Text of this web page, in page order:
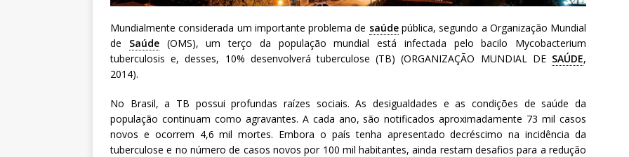
Mundialmente considerada um importante problema de saúdepública, segundo a Organização Mundial
de Saúde(OMS), um terço da população mundial está infectada pelo bacilo Mycobacterium
tuberculosis e, desses, 10% desenvolverá tuberculose (TB) (ORGANIZAÇÃO MUNDIAL DE SAÚDE,
2014).
No Brasil, a TB possui profundas raízes sociais. As desigualdades e as condições de saúde da
população continuam como agravantes. A cada ano, são notificados aproximadamente 73 mil casos
novos e ocorrem 4,6 mil mortes. Embora o país tenha apresentado decréscimo na incidência da
tuberculose e no número de casos novos por 100 mil habitantes, ainda restam desafios para a redução